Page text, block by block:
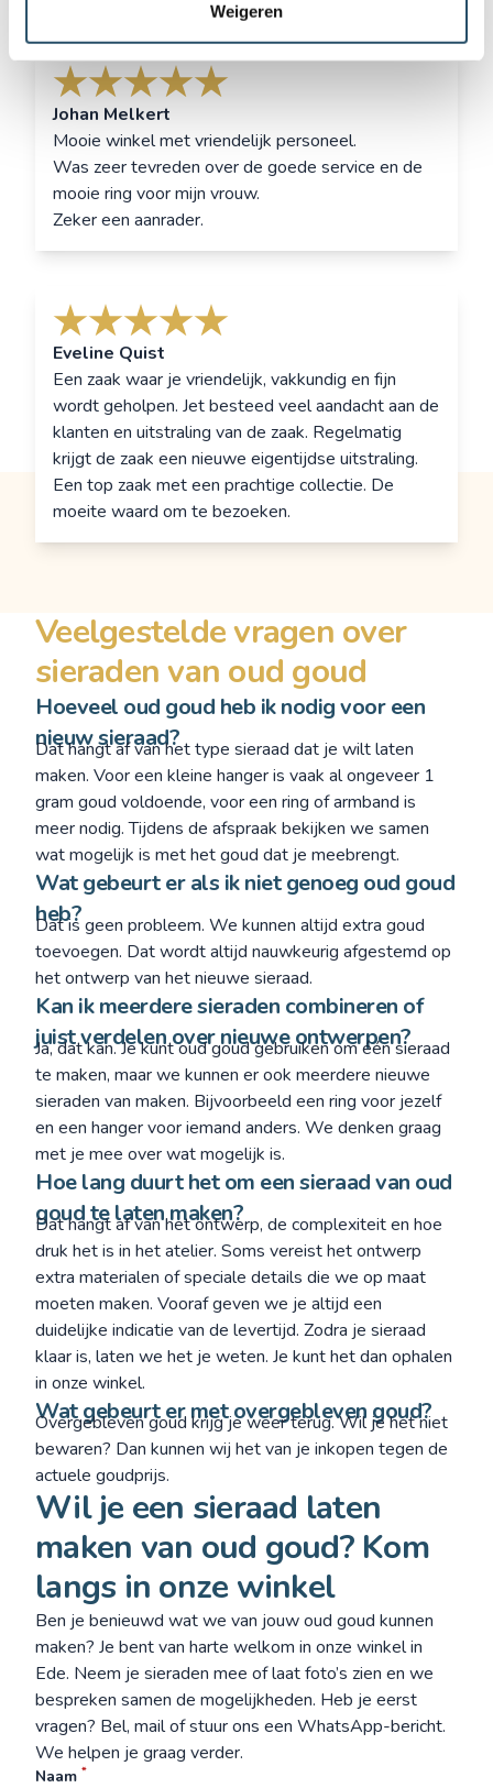
Weigeren
Johan Melkert
Mooie winkel met vriendelijk personeel.
Was zeer tevreden over de goede service en de
mooie ring voor mijn vrouw.
Zeker een aanrader.
Eveline Quist
Een zaak waar je vriendelijk, vakkundig en fijn
wordt geholpen. Jet besteed veel aandacht aan de
klanten en uitstraling van de zaak. Regelmatig
krijgt de zaak een nieuwe eigentijdse uitstraling.
Een top zaak met een prachtige collectie. De
moeite waard om te bezoeken.
Veelgestelde vragen over
sieraden van oud goud
Hoeveel oud goud heb ik nodig voor een
nieuw sieraad?
Dat hangt af van het type sieraad dat je wilt laten
maken. Voor een kleine hanger is vaak al ongeveer 1
gram goud voldoende, voor een ring of armband is
meer nodig. Tijdens de afspraak bekijken we samen
wat mogelijk is met het goud dat je meebrengt.
Wat gebeurt er als ik niet genoeg oud goud
heb?
Dat is geen probleem. We kunnen altijd extra goud
toevoegen. Dat wordt altijd nauwkeurig afgestemd op
het ontwerp van het nieuwe sieraad.
Kan ik meerdere sieraden combineren of
juist verdelen over nieuwe ontwerpen?
Ja, dat kan. Je kunt oud goud gebruiken om één sieraad
te maken, maar we kunnen er ook meerdere nieuwe
sieraden van maken. Bijvoorbeeld een ring voor jezelf
en een hanger voor iemand anders. We denken graag
met je mee over wat mogelijk is.
Hoe lang duurt het om een sieraad van oud
goud te laten maken?
Dat hangt af van het ontwerp, de complexiteit en hoe
druk het is in het atelier. Soms vereist het ontwerp
extra materialen of speciale details die we op maat
moeten maken. Vooraf geven we je altijd een
duidelijke indicatie van de levertijd. Zodra je sieraad
klaar is, laten we het je weten. Je kunt het dan ophalen
in onze winkel.
Wat gebeurt er met overgebleven goud?
Overgebleven goud krijg je weer terug. Wil je het niet
bewaren? Dan kunnen wij het van je inkopen tegen de
actuele goudprijs.
Wil je een sieraad laten
maken van oud goud? Kom
langs in onze winkel
Ben je benieuwd wat we van jouw oud goud kunnen
maken? Je bent van harte welkom in onze winkel in
Ede. Neem je sieraden mee of laat foto’s zien en we
bespreken samen de mogelijkheden. Heb je eerst
vragen? Bel, mailof stuur ons een WhatsApp-bericht.
We helpen je graag verder.
Naam *